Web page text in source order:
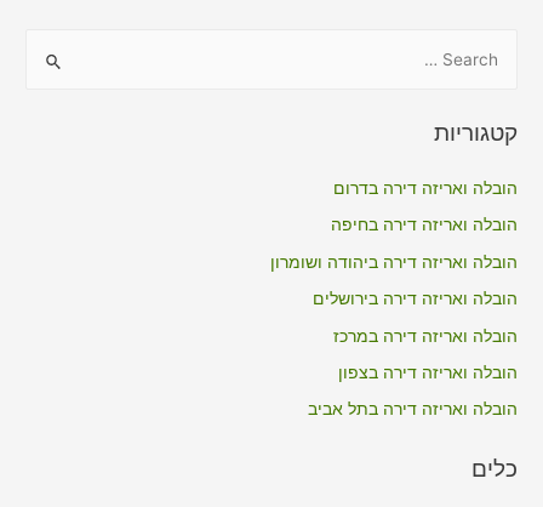
r
o
r
:
קטגוריות
הובלה ואריזה דירה בדרום
הובלה ואריזה דירה בחיפה
הובלה ואריזה דירה ביהודה ושומרון
הובלה ואריזה דירה בירושלים
הובלה ואריזה דירה במרכז
הובלה ואריזה דירה בצפון
הובלה ואריזה דירה בתל אביב
כלים